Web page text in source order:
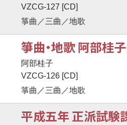
VZCG-127 [CD]
箏曲／三曲／地歌
箏曲・地歌 阿部桂
阿部桂子
VZCG-126 [CD]
箏曲／三曲／地歌
平成五年 正派試験